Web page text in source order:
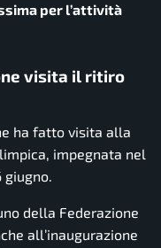
per l’attività
visita il ritiro
ha fatto visita alla
impegnata nel
giugno.
della Federazione
all’inaugurazione